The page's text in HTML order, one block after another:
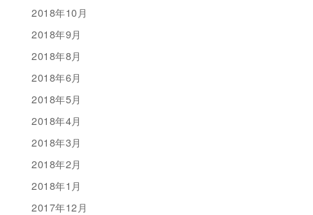
2018年10月
2018年9月
2018年8月
2018年6月
2018年5月
2018年4月
2018年3月
2018年2月
2018年1月
2017年12月